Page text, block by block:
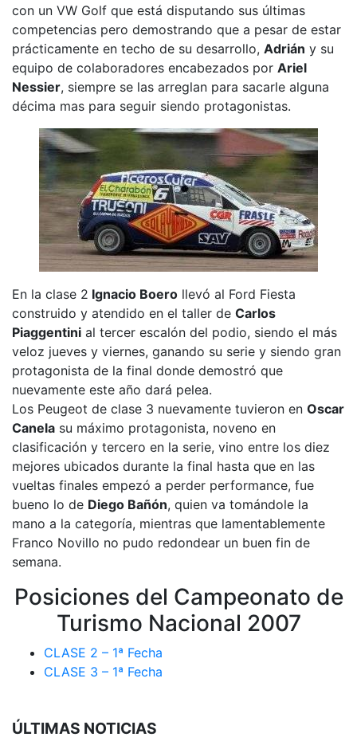
con un VW Golf que está disputando sus últimas
competencias pero demostrando que a pesar de estar
prácticamente en techo de su desarrollo, Adrián y su
equipo de colaboradores encabezados por Ariel
Nessier, siempre se las arreglan para sacarle alguna
décima mas para seguir siendo protagonistas.
En la clase 2 Ignacio Boero llevó al Ford Fiesta
construido y atendido en el taller de Carlos
Piaggentini al tercer escalón del podio, siendo el más
veloz jueves y viernes, ganando su serie y siendo gran
protagonista de la final donde demostró que
nuevamente este año dará pelea.
Los Peugeot de clase 3 nuevamente tuvieron en Oscar
Canela su máximo protagonista, noveno en
clasificación y tercero en la serie, vino entre los diez
mejores ubicados durante la final hasta que en las
vueltas finales empezó a perder performance, fue
bueno lo de Diego Bañón, quien va tomándole la
mano a la categoría, mientras que lamentablemente
Franco Novillo no pudo redondear un buen fin de
semana.
Posiciones del Campeonato de
Turismo Nacional 2007
CLASE 2 – 1ª Fecha
CLASE 3 – 1ª Fecha
ÚLTIMAS NOTICIAS